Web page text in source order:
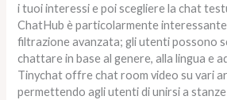
i tuoi interessi e poi scegliere la chat
ChatHub è particolarmente
filtrazione avanzata; gli utenti possono
chattare in base al genere, alla lingua e
Tinychat offre chat room video su vari
permettendo agli utenti di unirsi a